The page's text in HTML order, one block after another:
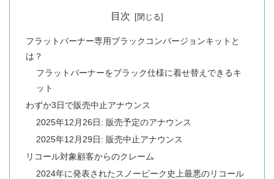
目次
フラットバーナー専用ブラックコンバージョンキットと
は？
フラットバーナーをブラック仕様に着せ替えできるキ
ット
わずか3日で販売中止アナウンス
2025年12月26日: 販売予定のアナウンス
2025年12月29日: 販売中止アナウンス
リコール対象顧客からのクレーム
2024年に発表されたスノーピーク史上最悪のリコール